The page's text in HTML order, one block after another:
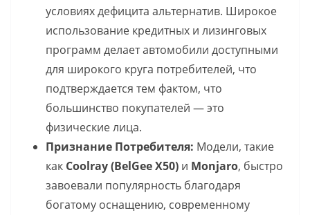
условиях дефицита альтернатив. Широкое
использование кредитных и лизинговых
программ делает автомобили доступными
для широкого круга потребителей, что
подтверждается тем фактом, что
большинство покупателей — это
физические лица.
Признание Потребителя: Модели, такие
как Coolray (BelGee X50) и Monjaro, быстро
завоевали популярность благодаря
богатому оснащению, современному